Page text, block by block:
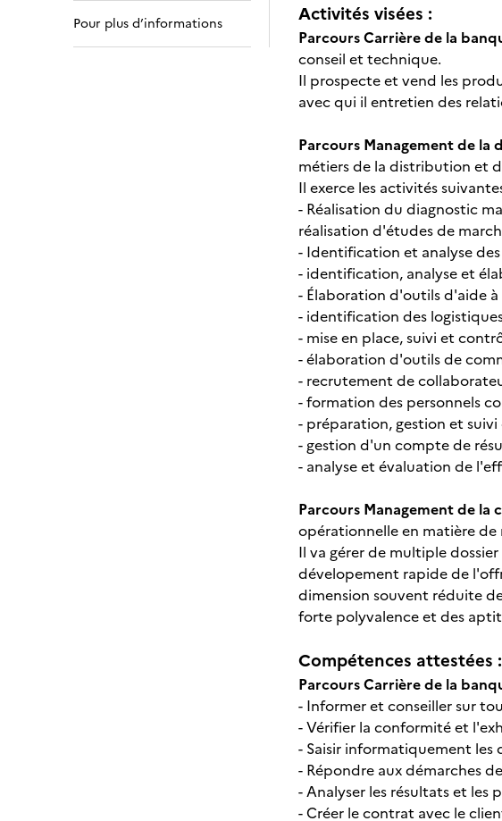
Pour plus d’informations Activités visées :
Parcours Carrière de la
conseil et technique.
Il prospecte et vend les
avec qui il entretien des
Parcours Management de
métiers de la distribution et
Il exerce les activités
- Réalisation du diagnostic
réalisation d'études de
- Identification et analyse
- identification, analyse et
- Élaboration d'outils d'aide à
- identification des
- mise en place, suivi et
- élaboration d'outils de
- recrutement de
- formation des personnels
- préparation, gestion et
- gestion d'un compte de
- analyse et évaluation de
Parcours Management de la
opérationnelle en matière
Il va gérer de multiple
dévelopement rapide de
dimension souvent réduite
forte polyvalence et des
Compétences attestées :
Parcours Carrière de la
- Informer et conseiller sur
- Vérifier la conformité et
- Saisir informatiquement les
- Répondre aux démarches
- Analyser les résultats et les
- Créer le contrat avec le